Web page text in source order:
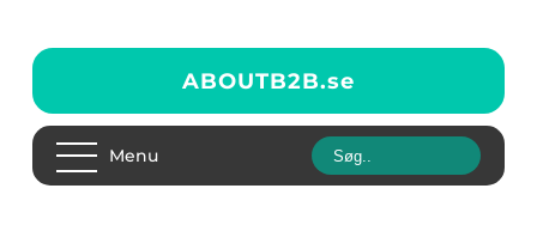
ABOUTB2B.se
Menu